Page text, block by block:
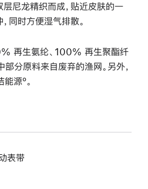
尼龙精织而成，贴近皮肤的一
同时方便湿气排散。
再生氨纶、100% 再生聚酯纤
分原料来自废弃的渔网。另外，
源º。
表带